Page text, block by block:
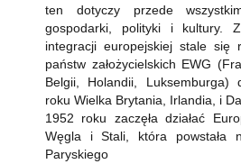
ten dotyczy przede wszystkim
gospodarki, polityki i kultury.
integracji europejskiej stale się
państw założycielskich EWG
Belgii, Holandii, Luksemburga)
roku Wielka Brytania, Irlandia, i
1952 roku zaczęła działać
Węgla i Stali, która powstała
Paryskiego